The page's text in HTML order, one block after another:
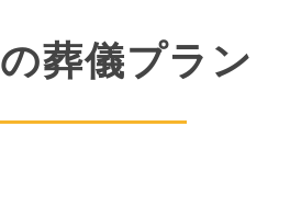
の葬儀プラン